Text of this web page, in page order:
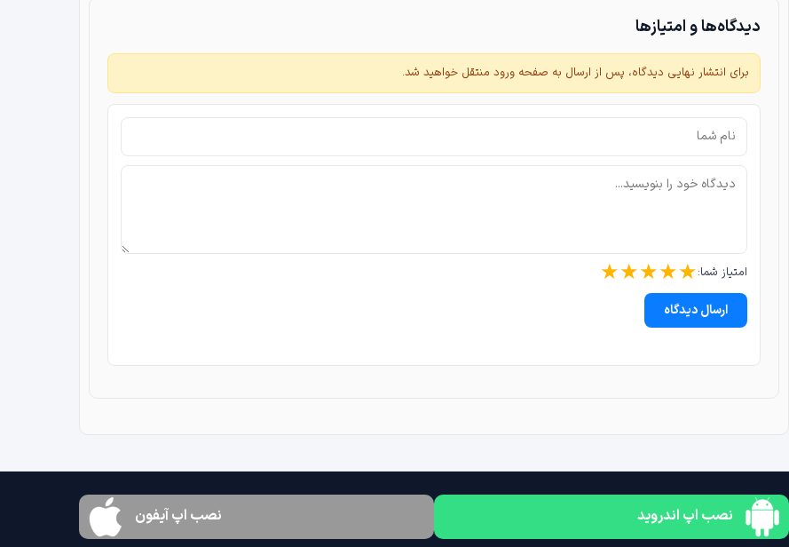
دیدگاه‌ها و امتیازها
برای انتشار نهایی دیدگاه، پس از ارسال به صفحه ورود منتقل خواهید شد.
امتیاز شما: ★★★★★
ارسال دیدگاه
نصب اپ اندروید نصب اپ آیفون